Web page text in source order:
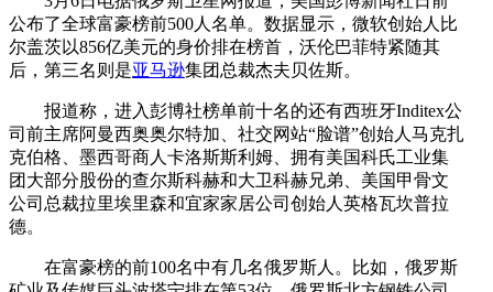
公布了全球富豪榜前500人名单。数据显示，微软创始人比
尔盖茨以856亿美元的身价排在榜首，沃伦巴菲特紧随其
后，第三名则是亚马逊集团总裁杰夫贝佐斯。
报道称，进入彭博社榜单前十名的还有西班牙Inditex公
司前主席阿曼西奥奥尔特加、社交网站“脸谱”创始人马克扎
克伯格、墨西哥商人卡洛斯斯利姆、拥有美国科氏工业集
团大部分股份的查尔斯科赫和大卫科赫兄弟、美国甲骨文
公司总裁拉里埃里森和宜家家居公司创始人英格瓦坎普拉
德。
在富豪榜的前100名中有几名俄罗斯人。比如，俄罗斯